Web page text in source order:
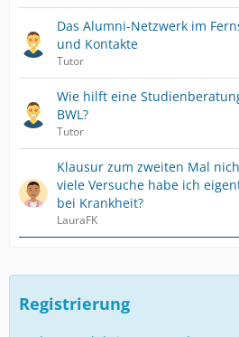
Das Alumni-Netzwerk im
und Kontakte
Tutor
Wie hilft eine
BWL?
Tutor
Klausur zum zweiten Mal
viele Versuche habe ich
bei Krankheit?
LauraFK
Registrierung